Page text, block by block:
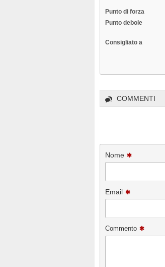
Punto di forza
Punto debole
Consigliato a
COMMENTI
Nome
Email
Commento